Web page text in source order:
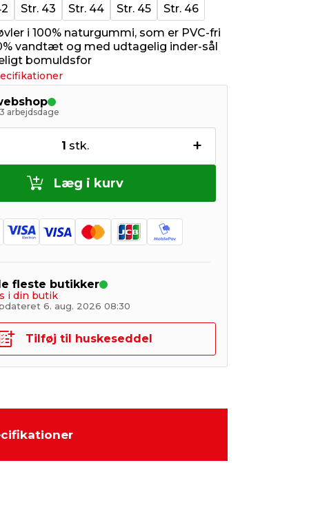
Str. 43 Str. 44 Str. 45
Str. 46
i 100% naturgummi, som er PVC-fri
vandtæt og med udtagelig inder-sål
bomuldsfor
arbejdsdage
1 stk. +
Læg i kurv
fleste butikker
i din butik
6. aug. 2026 08:30
Tilføj til huskeseddel